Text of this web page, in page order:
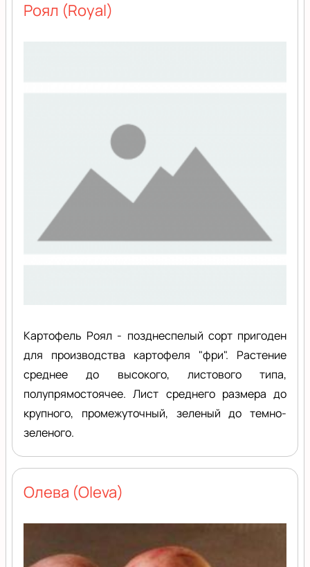
Роял (Royal)
Картофель Роял - позднеспелый сорт пригоден
для производства картофеля "фри". Растение
среднее до высокого, листового типа,
полупрямостоячее. Лист среднего размера до
крупного, промежуточный, зеленый до темно-
зеленого.
Олева (Oleva)